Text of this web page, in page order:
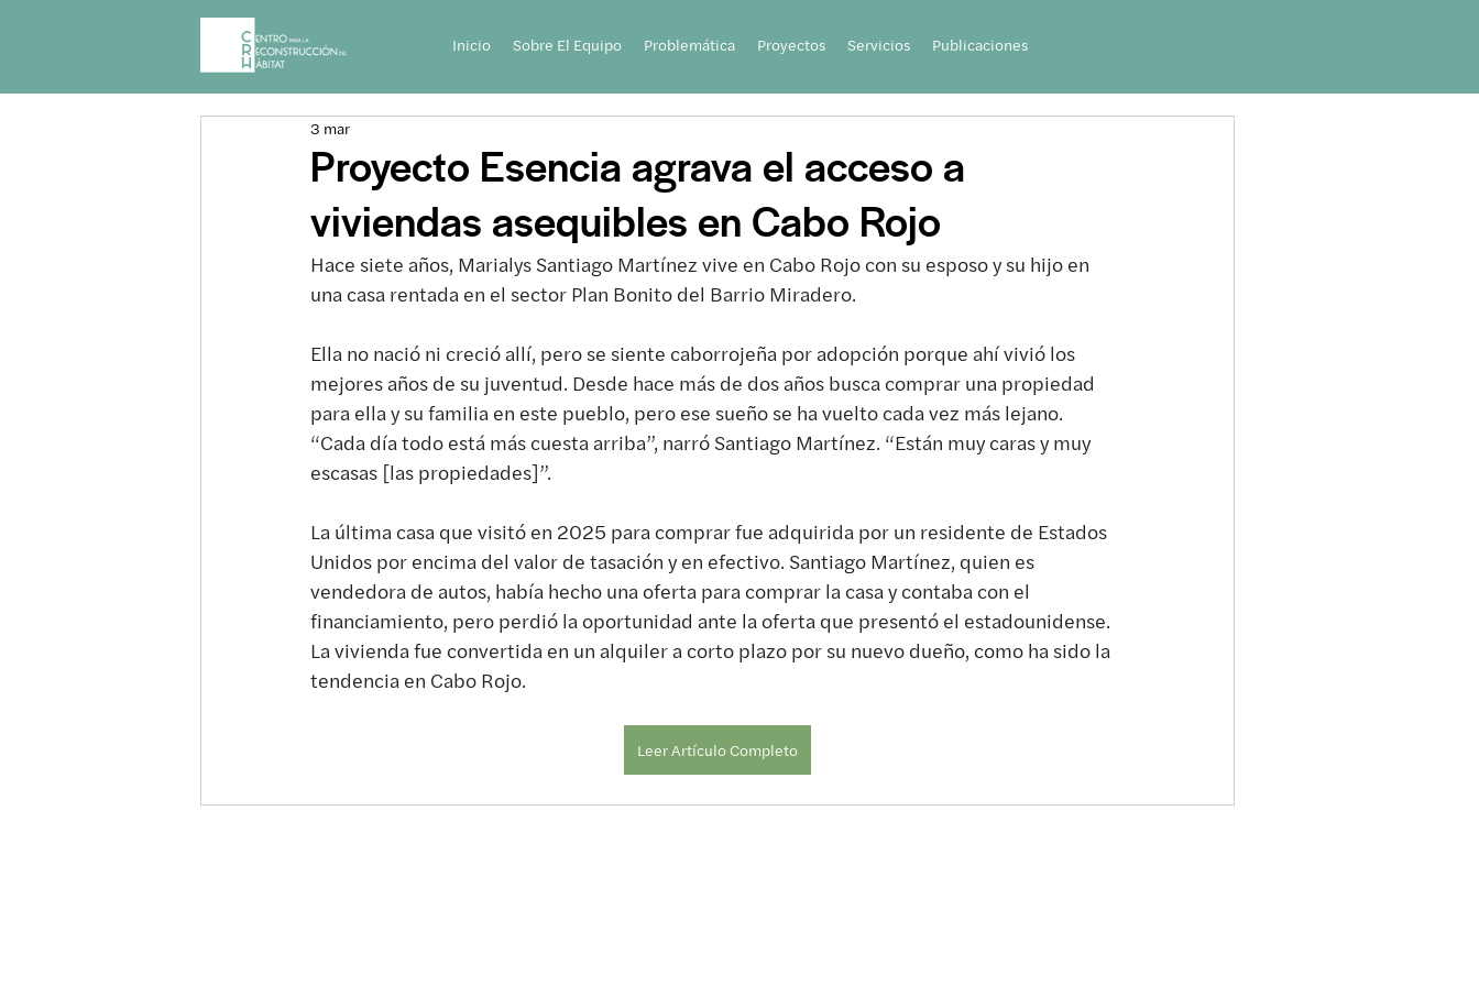
Inicio Sobre El Equipo Problemática Proyectos Servicios Publicaciones
Proyecto Esencia agrava el acceso a
viviendas asequibles en Cabo Rojo
3 mar
Hace siete años, Marialys Santiago Martínez vive en Cabo Rojo con su esposo y su hijo en
una casa rentada en el sector Plan Bonito del Barrio Miradero.
Ella no nació ni creció allí, pero se siente caborrojeña por adopción porque ahí vivió los
mejores años de su juventud. Desde hace más de dos años busca comprar una propiedad
para ella y su familia en este pueblo, pero ese sueño se ha vuelto cada vez más lejano.
“Cada día todo está más cuesta arriba”, narró Santiago Martínez. “Están muy caras y muy
escasas [las propiedades]”.
La última casa que visitó en 2025 para comprar fue adquirida por un residente de Estados
Unidos por encima del valor de tasación y en efectivo. Santiago Martínez, quien es
vendedora de autos, había hecho una oferta para comprar la casa y contaba con el
financiamiento, pero perdió la oportunidad ante la oferta que presentó el estadounidense.
La vivienda fue convertida en un alquiler a corto plazo por su nuevo dueño, como ha sido la
tendencia en Cabo Rojo.
Leer Artículo Completo